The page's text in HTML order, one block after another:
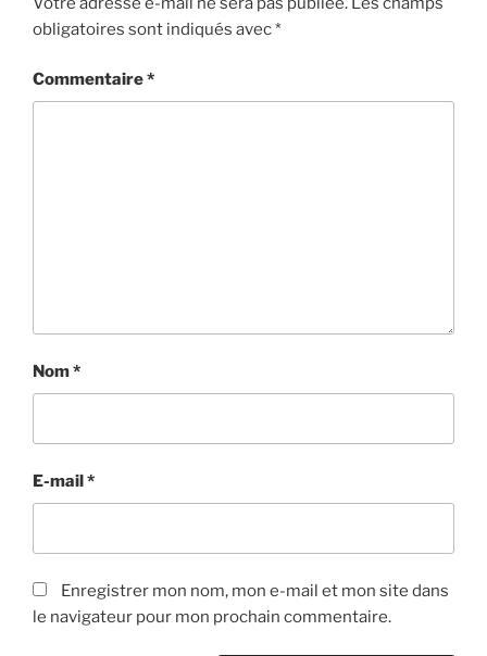
obligatoires sont indiqués avec*
Commentaire*
Nom*
E-mail*
Enregistrer mon nom, mon e-mail et mon site dans
le navigateur pour mon prochain commentaire.